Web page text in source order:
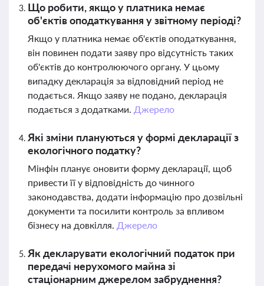
Що робити, якщо у платника немає
об'єктів оподаткування у звітному періоді?
Якщо у платника немає об'єктів оподаткування,
він повинен подати заяву про відсутність таких
об'єктів до контролюючого органу. У цьому
випадку декларація за відповідний період не
подається. Якщо заяву не подано, декларація
подається з додатками. Джерело
Які зміни плануються у формі декларації з
екологічного податку?
Мінфін планує оновити форму декларації, щоб
привести її у відповідність до чинного
законодавства, додати інформацію про дозвільні
документи та посилити контроль за впливом
бізнесу на довкілля. Джерело
Як декларувати екологічний податок при
передачі нерухомого майна зі
стаціонарним джерелом забруднення?